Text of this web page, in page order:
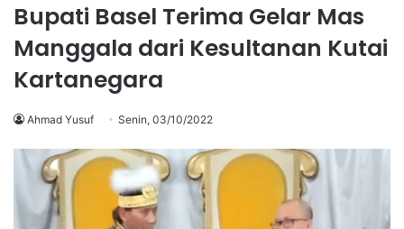
Bupati Basel Terima Gelar Mas
Manggala dari Kesultanan Kutai
Kartanegara
Ahmad Yusuf Senin, 03/10/2022